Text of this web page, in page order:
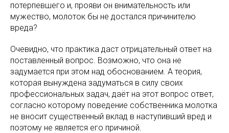
потерпевшего и, прояви он внимательность или
мужество, молоток бы не достался причинителю
вреда?
Очевидно, что практика даст отрицательный ответ на
поставленный вопрос. Возможно, что она не
задумается при этом над обоснованием. А теория,
которая вынуждена задуматься в силу своих
профессиональных задач, даёт на этот вопрос ответ,
согласно которому поведение собственника молотка
не вносит существенный вклад в наступивший вред и
поэтому не является его причиной.